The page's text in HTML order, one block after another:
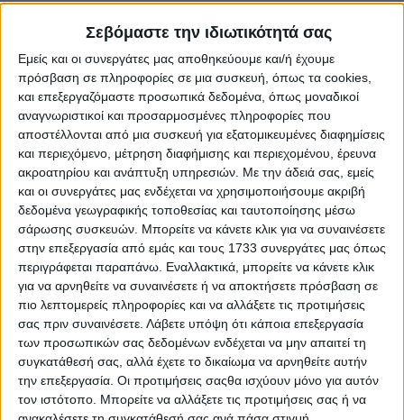
Σεβόμαστε την ιδιωτικότητά σας
Εμείς και οι συνεργάτες μας αποθηκεύουμε και/ή έχουμε
πρόσβαση σε πληροφορίες σε μια συσκευή, όπως τα cookies,
και επεξεργαζόμαστε προσωπικά δεδομένα, όπως μοναδικοί
αναγνωριστικοί και προσαρμοσμένες πληροφορίες που
αποστέλλονται από μια συσκευή για εξατομικευμένες διαφημίσεις
και περιεχόμενο, μέτρηση διαφήμισης και περιεχομένου, έρευνα
ακροατηρίου και ανάπτυξη υπηρεσιών. Με την άδειά σας, εμείς
και οι συνεργάτες μας ενδέχεται να χρησιμοποιήσουμε ακριβή
δεδομένα γεωγραφικής τοποθεσίας και ταυτοποίησης μέσω
σάρωσης συσκευών. Μπορείτε να κάνετε κλικ για να συναινέσετε
στην επεξεργασία από εμάς και τους 1733 συνεργάτες μας όπως
περιγράφεται παραπάνω. Εναλλακτικά, μπορείτε να κάνετε κλικ
για να αρνηθείτε να συναινέσετε ή να αποκτήσετε πρόσβαση σε
πιο λεπτομερείς πληροφορίες και να αλλάξετε τις προτιμήσεις
σας πριν συναινέσετε. Λάβετε υπόψη ότι κάποια επεξεργασία
των προσωπικών σας δεδομένων ενδέχεται να μην απαιτεί τη
συγκατάθεσή σας, αλλά έχετε το δικαίωμα να αρνηθείτε αυτήν
την επεξεργασία. Οι προτιμήσεις σαςθα ισχύουν μόνο για αυτόν
τον ιστότοπο. Μπορείτε να αλλάξετε τις προτιμήσεις σας ή να
Δε βρέθηκαν αγγελίες σύμφωνα με τα
κριτήρια αναζήτησής σας.
Δοκιμάστε να καθαρίσετε όλα τα υπάρχοντα φίλτρα
αναζήτησης.